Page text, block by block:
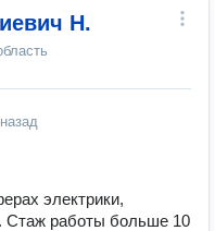
Н.
электрики,
Стаж работы больше 10